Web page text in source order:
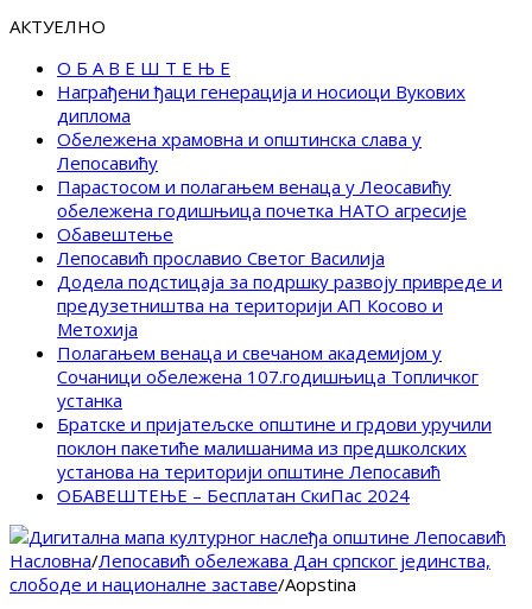
АКТУЕЛНО
О Б А В Е Ш Т Е Њ Е
Награђени ђаци генерација и носиоци Вукових
диплома
Обележена храмовна и општинска слава у
Лепосавићу
Парастосом и полагањем венаца у Леосавићу
обележена годишњица почетка НАТО агресије
Обавештење
Лепосавић прославио Светог Василија
Додела подстицаја за подршку развоју привреде и
предузетништва на територији АП Косово и
Метохија
Полагањем венаца и свечаном академијом у
Сочаници обележена 107.годишњица Топличког
устанка
Братске и пријатељске општине и грдови уручили
поклон пакетиће малишанима из предшколских
установа на територији општине Лепосавић
ОБАВЕШТЕЊЕ – Бесплатан СкиПас 2024
Насловна/Лепосавић обележава Дан српског јединства,
слободе и националне заставе/Aopstina